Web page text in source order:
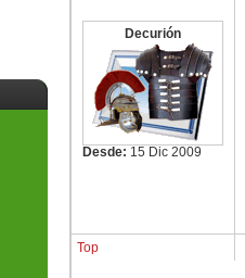
Decurión
Desde: 15 Dic 2009
Top